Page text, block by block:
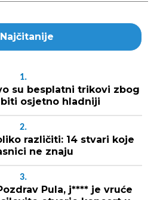
Najčitanije
1.
su besplatni trikovi zbog
osjetno hladniji
2.
različiti: 14 stvari koje
ne znaju
3.
Pula, j**** je vruće